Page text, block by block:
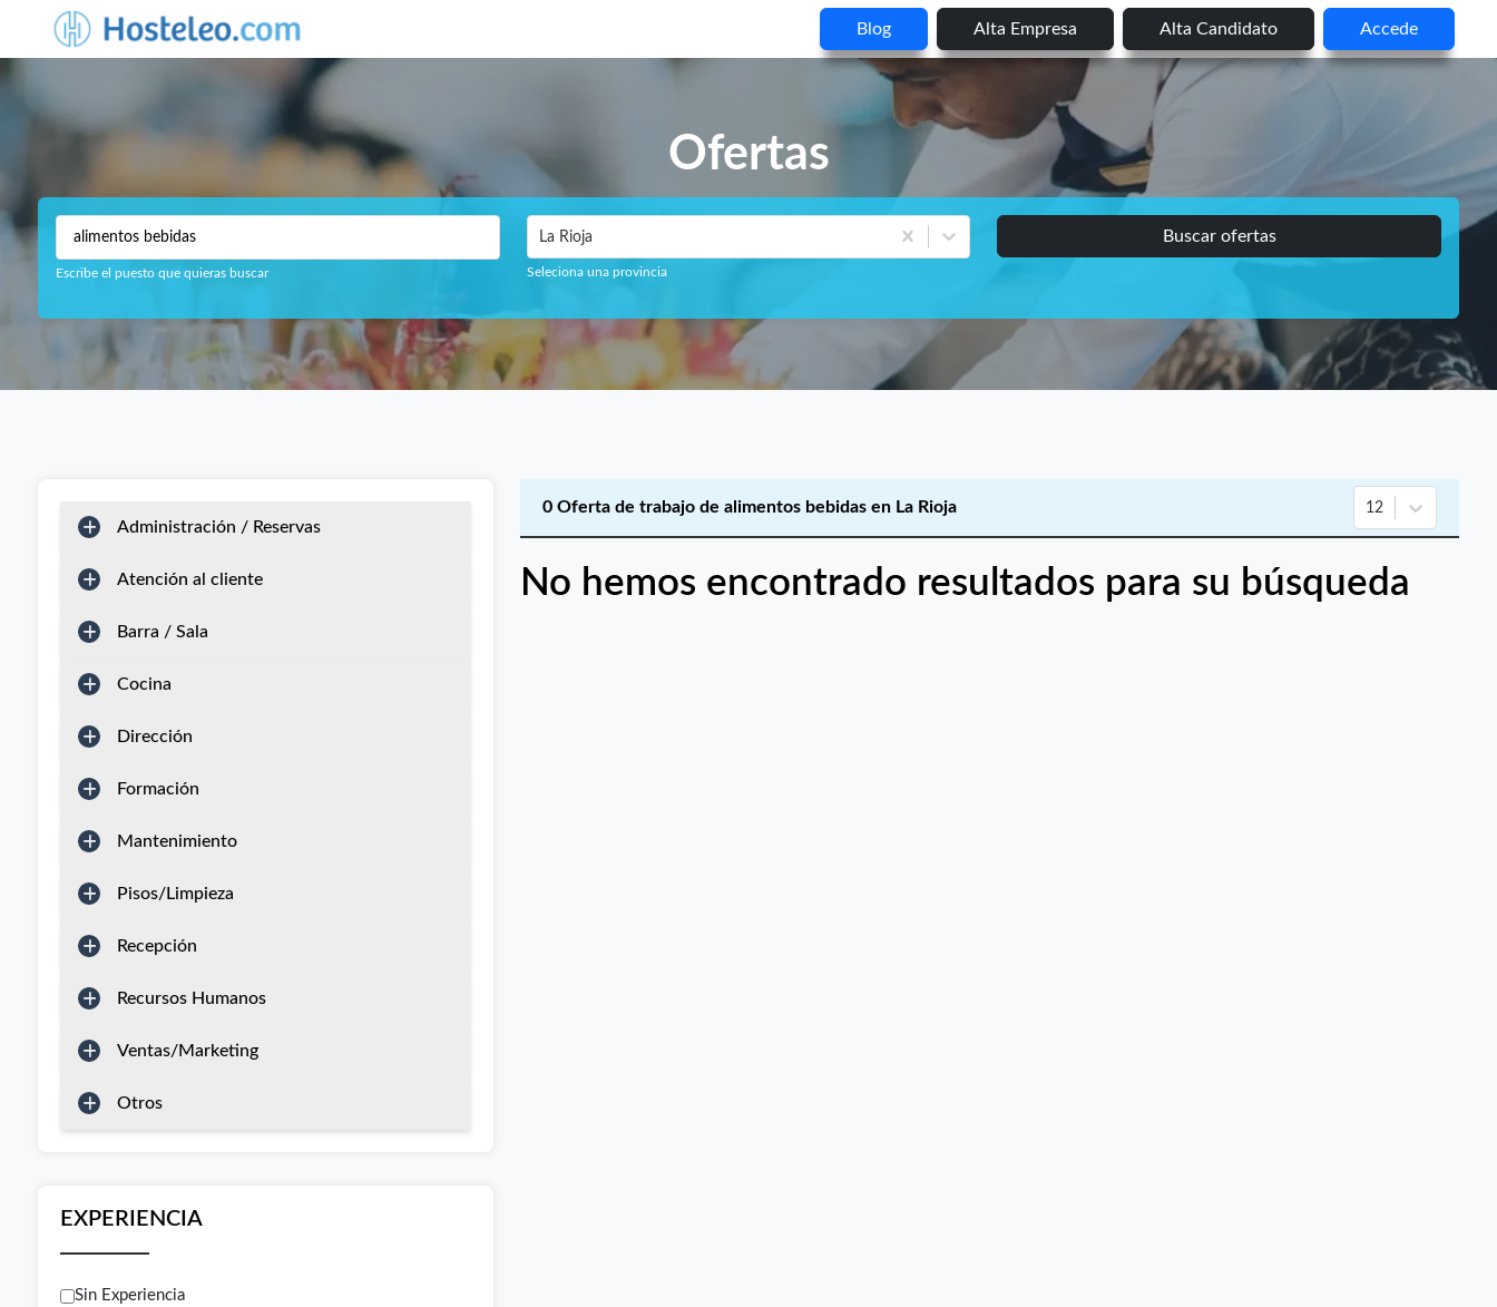
Blog Alta Empresa Alta Candidato Accede
Ofertas
Escribe el puesto que quieras buscar
La Rioja
Seleciona una provincia
Buscar ofertas
Administración / Reservas
Atención al cliente
Barra / Sala
Cocina
Dirección
Formación
Mantenimiento
Pisos/Limpieza
Recepción
Recursos Humanos
Ventas/Marketing
Otros
EXPERIENCIA
Sin Experiencia
0 Oferta de trabajo de alimentos bebidas en La Rioja 12
No hemos encontrado resultados para su búsqueda